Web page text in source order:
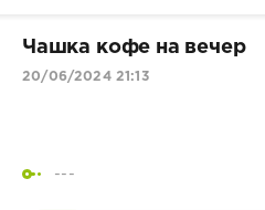
Чашка кофе на вечер
20/06/2024 21:13
---